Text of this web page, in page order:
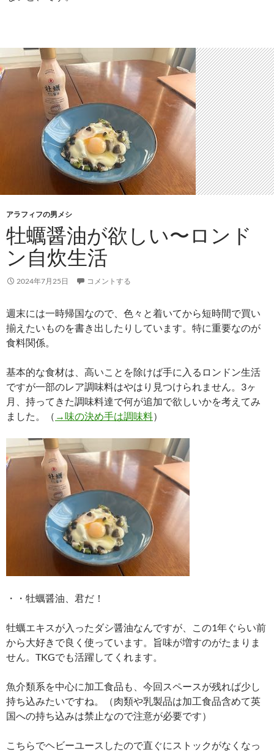
アラフィフの男メシ
牡蠣醤油が欲しい〜ロンド
ン自炊生活
2024年7月25日 コメントする
週末には一時帰国なので、色々と着いてから短時間で買い
揃えたいものを書き出したりしています。特に重要なのが
食料関係。
基本的な食材は、高いことを除けば手に入るロンドン生活
ですが一部のレア調味料はやはり見つけられません。3ヶ
月、持ってきた調味料達で何が追加で欲しいかを考えてみ
ました。（ →味の決め手は調味料）
・・牡蠣醤油、君だ！
牡蠣エキスが入ったダシ醤油なんですが、この1年ぐらい前
から大好きで良く使っています。旨味が増すのがたまりま
せん。TKGでも活躍してくれます。
魚介類系を中心に加工食品も、今回スペースが残れば少し
持ち込みたいですね。（肉類や乳製品は加工食品含めて英
国への持ち込みは禁止なので注意が必要です）
こちらでヘビーユースしたので直ぐにストックがなくなっ